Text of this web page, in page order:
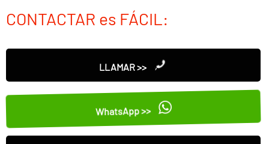
CONTACTAR es FÁCIL:
LLAMAR >>
WhatsApp >>